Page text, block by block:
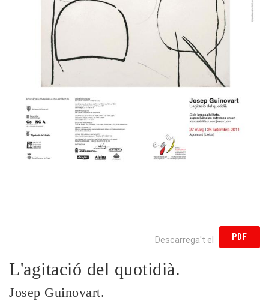
Descarrega't el PDF
L'agitació del quotidià.
Josep Guinovart.